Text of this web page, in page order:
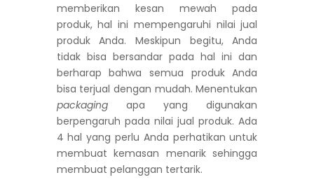
memberikan kesan mewah pada
produk, hal ini mempengaruhi nilai jual
produk Anda. Meskipun begitu, Anda
tidak bisa bersandar pada hal ini dan
berharap bahwa semua produk Anda
bisa terjual dengan mudah. Menentukan
packagingapa yang digunakan
berpengaruh pada nilai jual produk. Ada
4 hal yang perlu Anda perhatikan untuk
membuat kemasan menarik sehingga
membuat pelanggan tertarik.